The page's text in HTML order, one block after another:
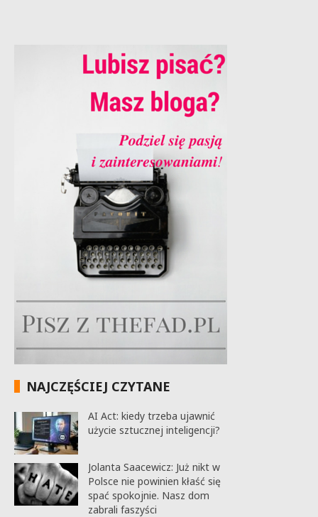
NAJCZĘŚCIEJ CZYTANE
AI Act: kiedy trzeba ujawnić
użycie sztucznej inteligencji?
Jolanta Saacewicz: Już nikt w
Polsce nie powinien kłaść się
spać spokojnie. Nasz dom
zabrali faszyści